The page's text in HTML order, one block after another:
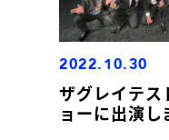
2022.10.30
ザグレイテス
ョーに出演し